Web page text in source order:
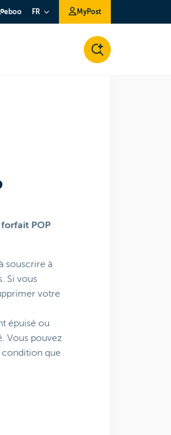
eboo FR MyPost
POP
souscrire à
Si vous
votre
épuisé ou
Vous pouvez
condition que